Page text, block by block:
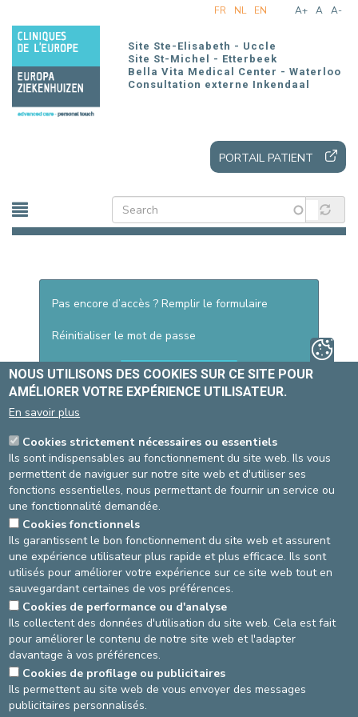
au
contenu
A+ A A-
FR NL EN
Site Ste-Elisabeth - Uccle
Site St-Michel - Etterbeek
Bella Vita Medical Center - Waterloo
Consultation externe Inkendaal
PORTAIL PATIENT
Pas encore d’accès ? Remplir le formulaire
Réinitialiser le mot de passe
Nom d'utilisateur
Mot de passe
Connexion Retour au site
AGRANDIR / RÉDUIRE
asbl Cliniques de l’Europe – Europa Ziekenhuizen vzw
NOUS UTILISONS DES COOKIES SUR CE SITE POUR
AMÉLIORER VOTRE EXPÉRIENCE UTILISATEUR.
En savoir plus
Cookies strictement nécessaires ou essentiels
Ils sont indispensables au fonctionnement du site web. Ils vous
permettent de naviguer sur notre site web et d'utiliser ses
fonctions essentielles, nous permettant de fournir un service ou
une fonctionnalité demandée.
Cookies fonctionnels
Ils garantissent le bon fonctionnement du site web et assurent
une expérience utilisateur plus rapide et plus efficace. Ils sont
utilisés pour améliorer votre expérience sur ce site web tout en
sauvegardant certaines de vos préférences.
Cookies de performance ou d'analyse
Ils collectent des données d'utilisation du site web. Cela est fait
pour améliorer le contenu de notre site web et l'adapter
davantage à vos préférences.
Cookies de profilage ou publicitaires
Ils permettent au site web de vous envoyer des messages
publicitaires personnalisés.